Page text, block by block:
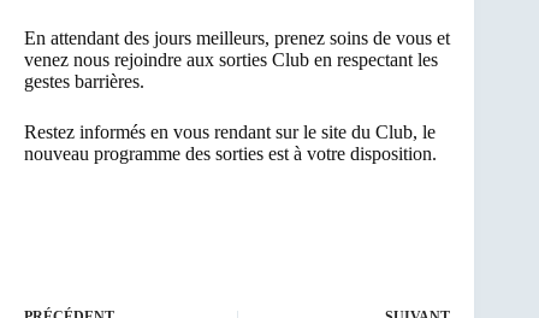
En attendant des jours meilleurs, prenez soins de vous et
venez nous rejoindre aux sorties Club en respectant les
gestes barrières.
Restez informés en vous rendant sur le site du Club, le
nouveau programme des sorties est à votre disposition.